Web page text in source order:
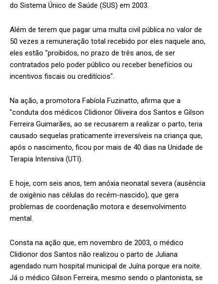
do Sistema Único de Saúde (SUS) em 2003.
Além de terem que pagar uma multa civil pública no valor de
50 vezes a remuneração total recebido por eles naquele ano,
eles estão "proibidos, no prazo de três anos, de ser
contratados pelo poder público ou receber benefícios ou
incentivos fiscais ou creditícios".
Na ação, a promotora Fabíola Fuzinatto, afirma que a
"conduta dos médicos Clidionor Oliveira dos Santos e Gilson
Ferreira Guimarães, ao se recusarem a realizar o parto, teria
causado sequelas praticamente irreversíveis na criança que,
após o nascimento, ficou por mais de 40 dias na Unidade de
Terapia Intensiva (UTI).
E hoje, com seis anos, tem anóxia neonatal severa (ausência
de oxigênio nas células do recém-nascido), que gera
problemas de coordenação motora e desenvolvimento
mental.
Consta na ação que, em novembro de 2003, o médico
Clidionor dos Santos não realizou o parto de Juliana
agendado num hospital municipal de Juína porque era noite.
Já o médico Gilson Ferreira, mesmo sendo o plantonista, se